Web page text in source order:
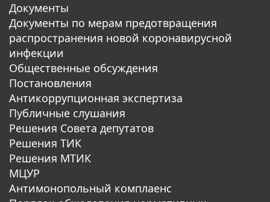
Документы
Документы по мерам предотвращения
распространения новой коронавирусной
инфекции
Общественные обсуждения
Постановления
Антикоррупционная экспертиза
Публичные слушания
Решения Совета депутатов
Решения ТИК
Решения МТИК
МЦУР
Антимонопольный комплаенс